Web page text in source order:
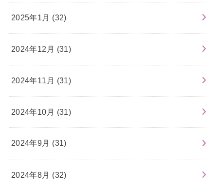
2025年1月 (32)
2024年12月 (31)
2024年11月 (31)
2024年10月 (31)
2024年9月 (31)
2024年8月 (32)